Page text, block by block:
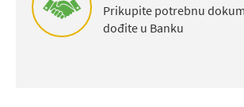
Prikupite potrebnu
dođite u Banku